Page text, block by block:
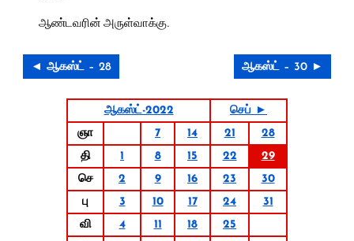
ஆண்டவரின் அருள்வாக்கு.
◄ ஆகஸ்ட் – 28 ஆகஸ்ட் – 30 ►
ஆகஸ்ட்-2022
செப் ►
ஞா
7 14 21
28
தி
1 8 15 22
29
செ
2 9 16 23
30
பு
3 10 17 24
31
வி
4 11 18
25